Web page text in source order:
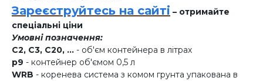
Зареєструйтесь на сайті – отримайте
спеціальні ціни
Умовні позначення:
C2, C3, C20, ... - об'єм контейнера в літрах
p9 - контейнер об'ємом 0,5 л
WRB - коренева система з комом грунта упакована в